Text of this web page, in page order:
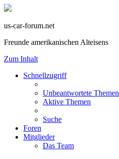
us-car-forum.net
Freunde amerikanischen Alteisens
Zum Inhalt
Schnellzugriff
Unbeantwortete Themen
Aktive Themen
Suche
Foren
Mitglieder
Das Team